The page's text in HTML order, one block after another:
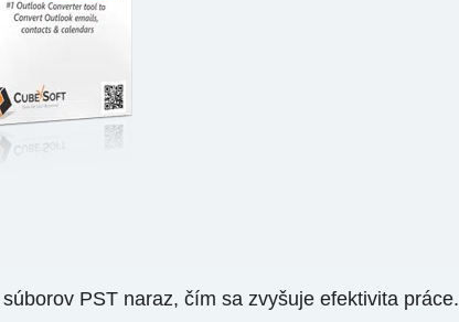
PST naraz, čím sa zvyšuje efektivita práce.